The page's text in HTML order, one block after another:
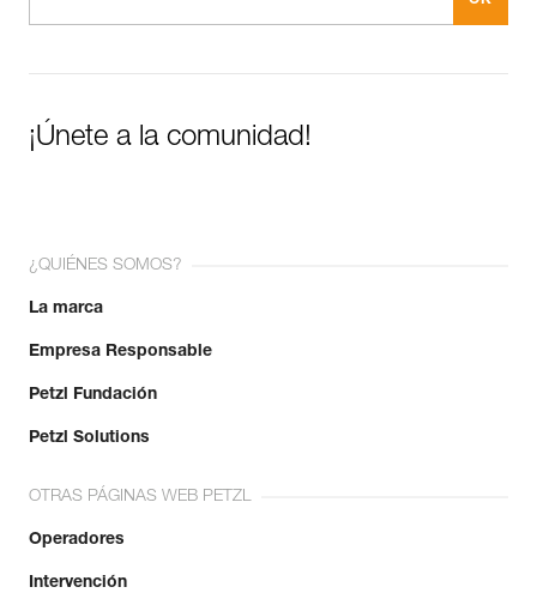
¡Únete a la comunidad!
¿QUIÉNES SOMOS?
La marca
Empresa Responsable
Petzl Fundación
Petzl Solutions
OTRAS PÁGINAS WEB PETZL
Operadores
Intervención